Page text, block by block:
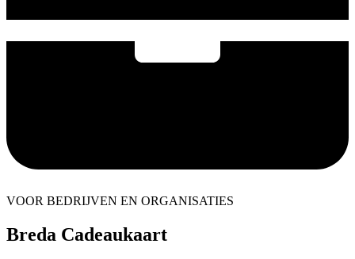
VOOR BEDRIJVEN EN ORGANISATIES
Breda Cadeaukaart